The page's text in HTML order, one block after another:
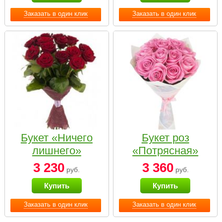
Заказать в один клик Заказать в один клик
Заказать в один клик
Букет «Ничего
лишнего»
3 230 руб.
Купить
Заказать в один клик
Букет роз
«Потрясная»
3 360руб.
Купить